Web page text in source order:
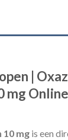
|
mg
10 mg is een